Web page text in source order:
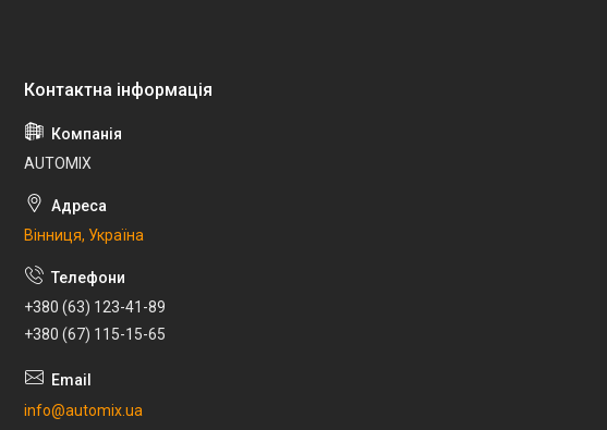
AUTOMIX
Вінниця, Україна
+380 (63) 123-41-89
+380 (67) 115-15-65
info@automix.ua